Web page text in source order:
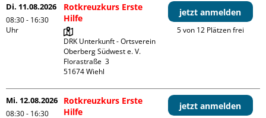
Di. 11.08.2026
08:30 - 16:30
Uhr
Rotkreuzkurs Erste
Hilfe
DRK Unterkunft - Ortsverein
Oberberg Südwest e. V.
Florastraße  3
jetzt anmelden
5 von 12 Plätzen frei
Mi. 12.08.2026
08:30 - 16:30
Rotkreuzkurs Erste
Hilfe
jetzt anmelden